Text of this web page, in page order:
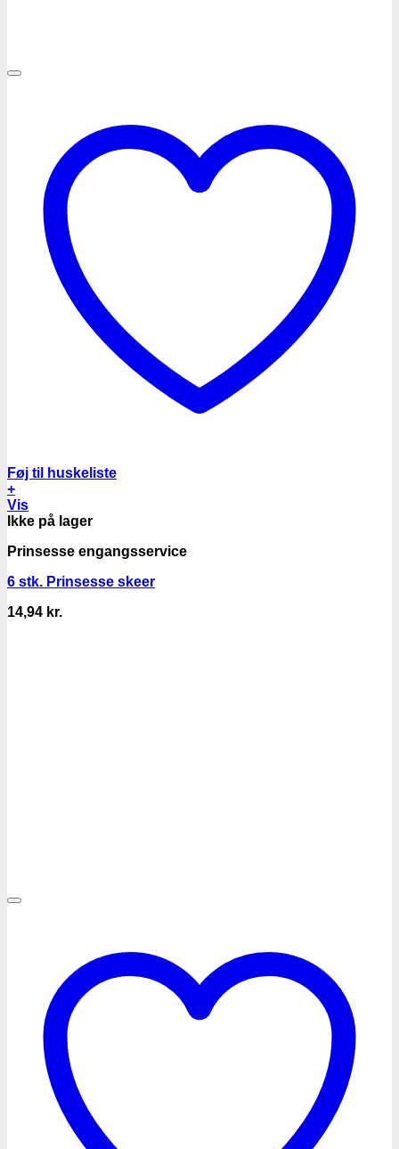
Føj til huskeliste
+
Vis
Ikke på lager
Prinsesse engangsservice
6 stk. Prinsesse skeer
14,94 kr.